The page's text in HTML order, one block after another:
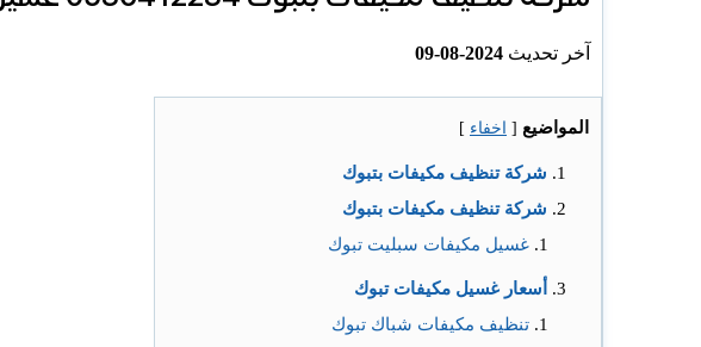
آخر تحديث 2024-08-09
المواضيع [ اخفاء ]
شركة تنظيف مكيفات بتبوك
شركة تنظيف مكيفات بتبوك
غسيل مكيفات سبليت تبوك
أسعار غسيل مكيفات تبوك
تنظيف مكيفات شباك تبوك